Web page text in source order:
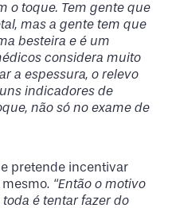
o toque. Tem gente que
mas a gente tem que
besteira e é um
considera muito
a espessura, o relevo
indicadores de
não só no exame de
pretende incentivar
“Então o motivo
é tentar fazer do